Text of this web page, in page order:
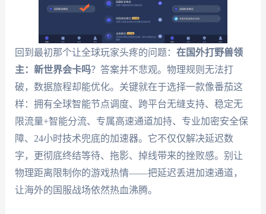
回到最初那个让全球玩家头疼的问题： 在国外打野兽领
主：新世界会卡吗？答案并不悲观。物理规则无法打
破，数据旅程却能优化。关键就在于选择一款像番茄这
样：拥有全球智能节点调度、跨平台无缝支持、稳定无
限流量+智能分流、专属高速通道加持、专业加密安全保
障、24小时技术兜底的加速器。它不仅仅解决延迟数
字，更彻底终结等待、拖影、掉线带来的挫败感。别让
物理距离限制你的游戏热情——把延迟丢进加速通道，
让海外的国服战场依然热血沸腾。